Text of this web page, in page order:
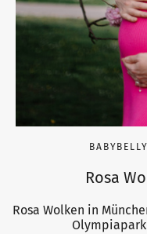
BABYBELLY
Rosa
Rosa Wolken in